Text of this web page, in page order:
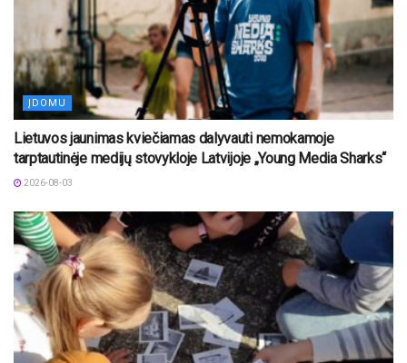
ĮDOMU
Lietuvos jaunimas kviečiamas dalyvauti nemokamoje
tarptautinėje medijų stovykloje Latvijoje „Young Media Sharks“
2026-08-03